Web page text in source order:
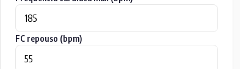
FC repouso (bpm)